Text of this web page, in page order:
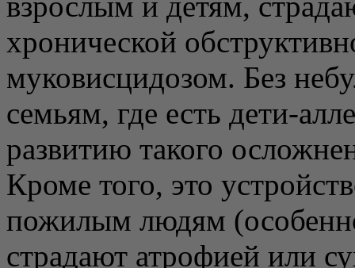
хронической
муковисцидозом. Без
семьям, где есть дети-
развитию такого
Кроме того, это
пожилым людям
страдают атрофией или